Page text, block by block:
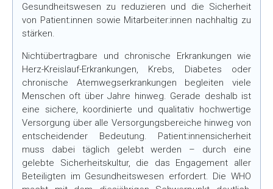
Gesundheitswesen zu reduzieren und die Sicherheit
von Patient:innen sowie Mitarbeiter:innen nachhaltig zu
stärken.
Nichtübertragbare und chronische Erkrankungen wie
Herz-Kreislauf-Erkrankungen, Krebs, Diabetes oder
chronische Atemwegserkrankungen begleiten viele
Menschen oft über Jahre hinweg. Gerade deshalb ist
eine sichere, koordinierte und qualitativ hochwertige
Versorgung über alle Versorgungsbereiche hinweg von
entscheidender Bedeutung. Patient:innensicherheit
muss dabei täglich gelebt werden – durch eine
gelebte Sicherheitskultur, die das Engagement aller
Beteiligten im Gesundheitswesen erfordert. Die WHO